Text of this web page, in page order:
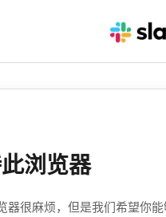
浏览器
器很麻烦，但是我们希望你